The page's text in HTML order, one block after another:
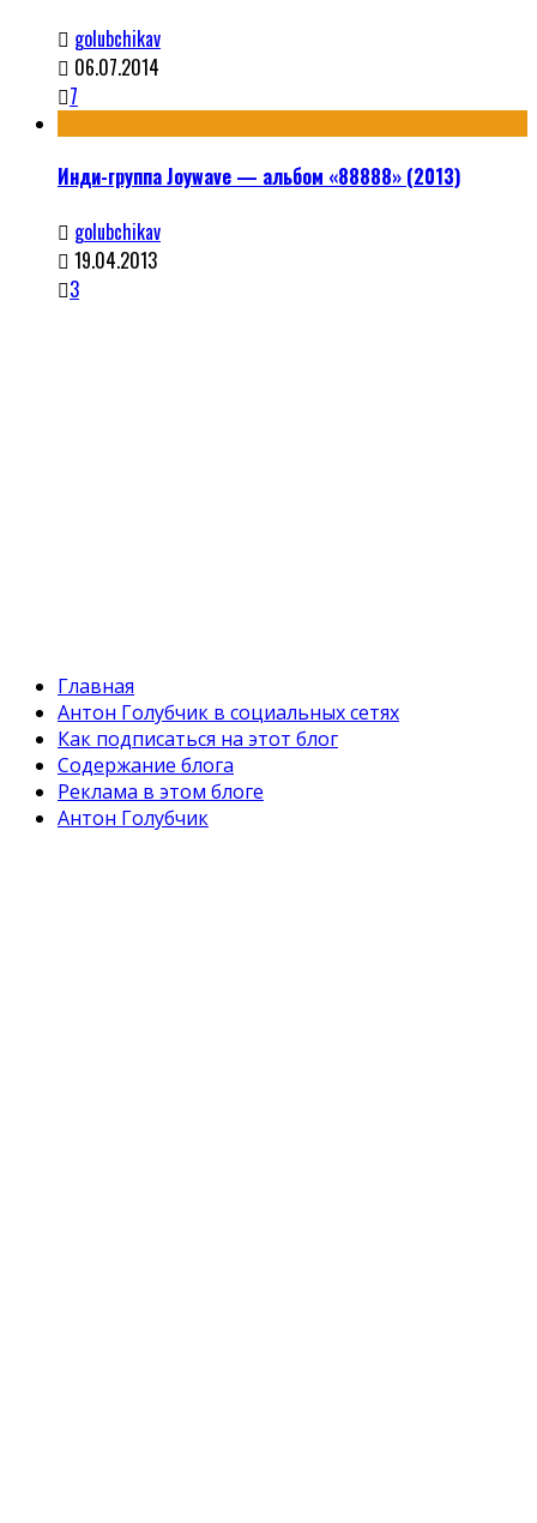
golubchikav
06.07.2014
7
Инди-группа Joywave — альбом «88888» (2013)
golubchikav
19.04.2013
3
Главная
Антон Голубчик в социальных сетях
Как подписаться на этот блог
Содержание блога
Реклама в этом блоге
Антон Голубчик